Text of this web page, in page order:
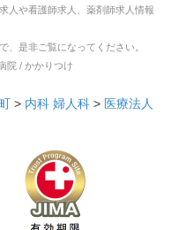
人や看護師求人、薬剤師求人情報
、是非ご覧になってください。
院 / かかりつけ
> 内科 婦人科 > 医療法人